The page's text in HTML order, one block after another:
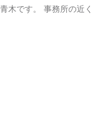
木です。 事務所の近